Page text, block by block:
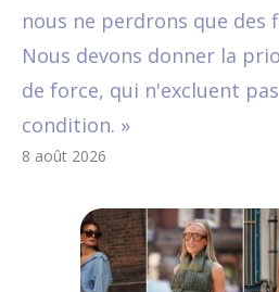
nous ne perdrons que des
Nous devons donner la
de force, qui n'excluent
condition. »
8 août 2026